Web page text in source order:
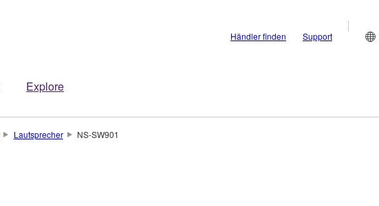
Explore
Händler finden Support
Lautsprecher NS-SW901